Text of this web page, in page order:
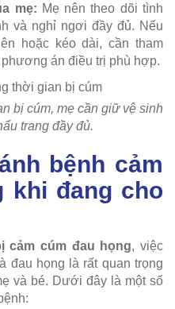
mẹ: Mẹ nên theo dõi tình
và nghỉ ngơi đầy đủ. Nếu
hoặc kéo dài, cần tham
án điều trị phù hợp.
bị cúm, mẹ cần giữ vệ sinh
trang đầy đủ.
bệnh cảm
khi đang cho
cảm cúm đau họng, việc
đau họng là rất quan trọng
và bé. Dưới đây là một số